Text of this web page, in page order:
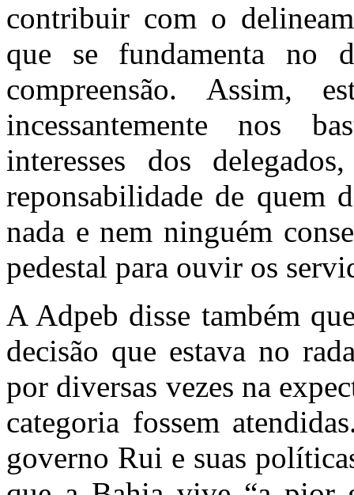
contribuir com o
que se fundamenta no
compreensão. Assim,
incessantemente nos
interesses dos
reponsabilidade de quem
nada e nem ninguém
pedestal para ouvir os
A Adpeb disse também
decisão que estava no
por diversas vezes na
categoria fossem
governo Rui e suas